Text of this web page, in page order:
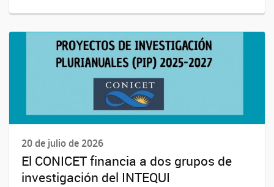
20 de julio de 2026
El CONICET financia a dos grupos de
investigación del INTEQUI